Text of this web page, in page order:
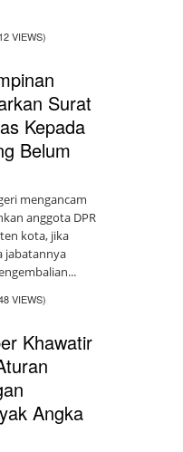
VIEWS)
Surat
Kepada
Belum
mengancam
anggota DPR
kota, jika
jabatannya
VIEWS)
Khawatir
Angka